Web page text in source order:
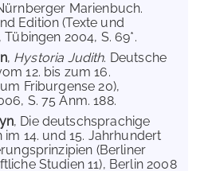
Marienbuch.
Edition (Texte und
2004, S. 69*.
, Hystoria Judith. Deutsche
12. bis zum 16.
Friburgense 20),
S. 75 Anm. 188.
, Die deutschsprachige
14. und 15. Jahrhundert
(Berliner
Studien 11), Berlin 2008